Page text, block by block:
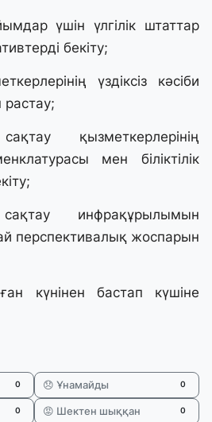
үшін үлгілік штаттар
бекіту;
үздіксіз кәсіби
қызметкерлерінің
мен біліктілік
инфрақұрылымын
перспективалық жоспарын
күнінен бастап күшіне
0 😞 Ұнамайды 0
0 😡 Шектен шыққан 0